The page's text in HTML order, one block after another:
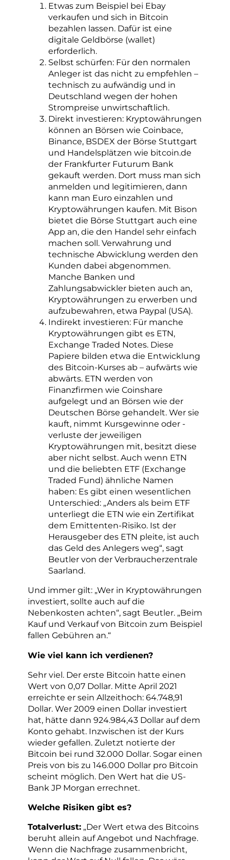
Etwas zum Beispiel bei Ebay
verkaufen und sich in Bitcoin
bezahlen lassen. Dafür ist eine
digitale Geldbörse (wallet)
erforderlich.
Selbst schürfen: Für den normalen
Anleger ist das nicht zu empfehlen –
technisch zu aufwändig und in
Deutschland wegen der hohen
Strompreise unwirtschaftlich.
Direkt investieren: Kryptowährungen
können an Börsen wie Coinbace,
Binance, BSDEX der Börse Stuttgart
und Handelsplätzen wie bitcoin.de
der Frankfurter Futurum Bank
gekauft werden. Dort muss man sich
anmelden und legitimieren, dann
kann man Euro einzahlen und
Kryptowährungen kaufen. Mit Bison
bietet die Börse Stuttgart auch eine
App an, die den Handel sehr einfach
machen soll. Verwahrung und
technische Abwicklung werden den
Kunden dabei abgenommen.
Manche Banken und
Zahlungsabwickler bieten auch an,
Kryptowährungen zu erwerben und
aufzubewahren, etwa Paypal (USA).
Indirekt investieren: Für manche
Kryptowährungen gibt es ETN,
Exchange Traded Notes. Diese
Papiere bilden etwa die Entwicklung
des Bitcoin-Kurses ab – aufwärts wie
abwärts. ETN werden von
Finanzfirmen wie Coinshare
aufgelegt und an Börsen wie der
Deutschen Börse gehandelt. Wer sie
kauft, nimmt Kursgewinne oder -
verluste der jeweiligen
Kryptowährungen mit, besitzt diese
aber nicht selbst. Auch wenn ETN
und die beliebten ETF (Exchange
Traded Fund) ähnliche Namen
haben: Es gibt einen wesentlichen
Unterschied: „Anders als beim ETF
unterliegt die ETN wie ein Zertifikat
dem Emittenten-Risiko. Ist der
Herausgeber des ETN pleite, ist auch
das Geld des Anlegers weg“, sagt
Beutler von der Verbraucherzentrale
Saarland.
Und immer gilt: „Wer in Kryptowährungen
investiert, sollte auch auf die
Nebenkosten achten“, sagt Beutler. „Beim
Kauf und Verkauf von Bitcoin zum Beispiel
fallen Gebühren an.“
Wie viel kann ich verdienen?
Sehr viel. Der erste Bitcoin hatte einen
Wert von 0,07 Dollar. Mitte April 2021
erreichte er sein Allzeithoch: 64.748,91
Dollar. Wer 2009 einen Dollar investiert
hat, hätte dann 924.984,43 Dollar auf dem
Konto gehabt. Inzwischen ist der Kurs
wieder gefallen. Zuletzt notierte der
Bitcoin bei rund 32.000 Dollar. Sogar einen
Preis von bis zu 146.000 Dollar pro Bitcoin
scheint möglich. Den Wert hat die US-
Bank JP Morgan errechnet.
Welche Risiken gibt es?
Totalverlust: „Der Wert etwa des Bitcoins
beruht allein auf Angebot und Nachfrage.
Wenn die Nachfrage zusammenbricht,